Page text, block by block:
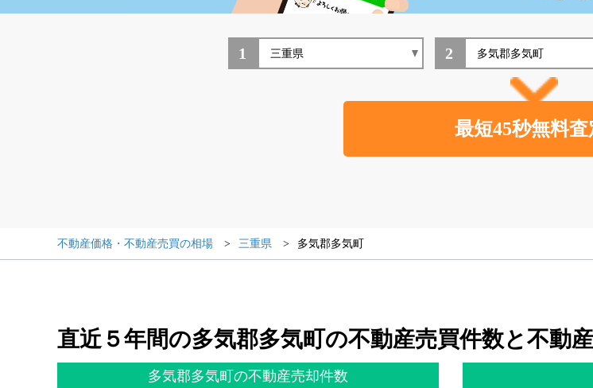
1 2
不動産価格・不動産売買の相場 三重県 多気郡多気町
直近５年間の多気郡多気町の不動産売買件数と不動
多気郡多気町の不動産売却件数